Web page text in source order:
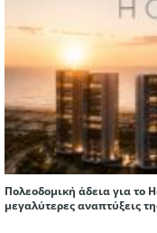
Πολεοδομική άδεια για το
μεγαλύτερες αναπτύξεις